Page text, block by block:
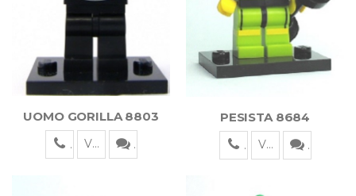
UOMO GORILLA 8803
Visualizza
PESISTA 8684
Visualizza